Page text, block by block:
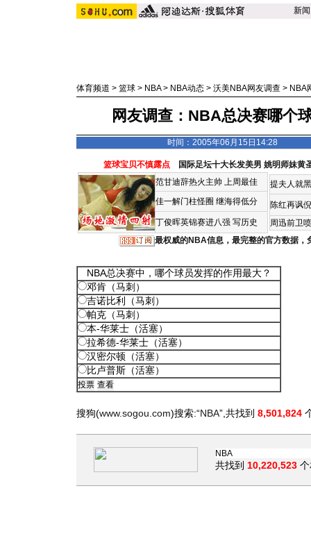
新闻
体育频道 > 篮球 > NBA> NBA动态 > 沃美NBA网友调查 > NBA
网友调查：NBA总决赛哪个
时间：2005年06月15日14:28
篮球宝贝不慎露点 国际足坛十大长发美男 姚明师妹黄
范甘迪辞热火主帅 上周最佳
佳一解门柱怪圈 继海得低分
丁俊晖英锦赛进八强 写历史
提夫人就
陈红再讽
周迅前卫
最权威的NBA信息，最完整的官方数据，
NBA总决赛中，哪个球员发挥的作用最大？
邓肯（马刺）
吉诺比利（马刺）
帕克（马刺）
本-华莱士（活塞）
拉希德-华莱士（活塞）
汉密尔顿（活塞）
比卢普斯（活塞）
搜狗(www.sogou.com)搜索:“NBA”,共找到 8,501,824
共找到 10,220,523